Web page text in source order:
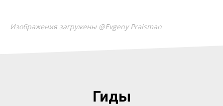
Изображения загружены @Evgeny Praisman
Гиды